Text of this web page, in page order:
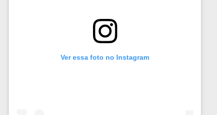
Ver essa foto no Instagram